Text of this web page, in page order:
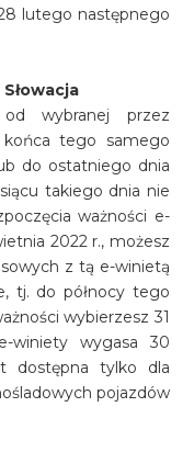
lutego następnego
wybranej przez
tego samego
do ostatniego dnia
takiego dnia nie
ważności e-
2022 r., możesz
z tą e-winietą
tj. do północy tego
wybierzesz 31
winiety wygasa 30
dostępna tylko dla
pojazdów